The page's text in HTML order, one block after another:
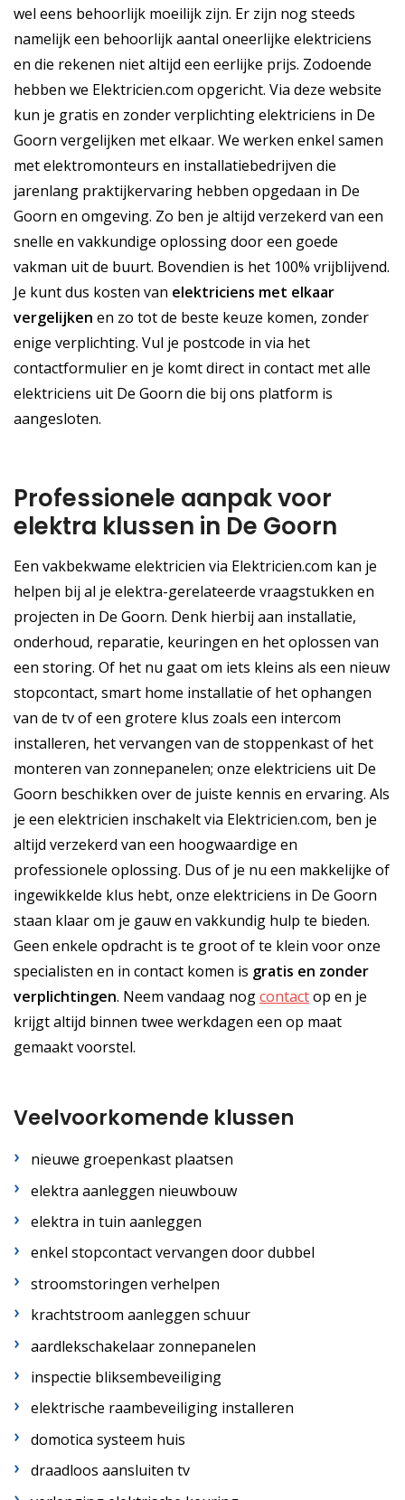
wel eens behoorlijk moeilijk zijn. Er zijn nog steeds
namelijk een behoorlijk aantal oneerlijke elektriciens
en die rekenen niet altijd een eerlijke prijs. Zodoende
hebben we Elektricien.com opgericht. Via deze website
kun je gratis en zonder verplichting elektriciens in De
Goorn vergelijken met elkaar. We werken enkel samen
met elektromonteurs en installatiebedrijven die
jarenlang praktijkervaring hebben opgedaan in De
Goorn en omgeving. Zo ben je altijd verzekerd van een
snelle en vakkundige oplossing door een goede
vakman uit de buurt. Bovendien is het 100% vrijblijvend.
Je kunt dus kosten van elektriciens met elkaar
vergelijken en zo tot de beste keuze komen, zonder
enige verplichting. Vul je postcode in via het
contactformulier en je komt direct in contact met alle
elektriciens uit De Goorn die bij ons platform is
aangesloten.
Professionele aanpak voor
elektra klussen in De Goorn
Een vakbekwame elektricien via Elektricien.com kan je
helpen bij al je elektra-gerelateerde vraagstukken en
projecten in De Goorn. Denk hierbij aan installatie,
onderhoud, reparatie, keuringen en het oplossen van
een storing. Of het nu gaat om iets kleins als een nieuw
stopcontact, smart home installatie of het ophangen
van de tv of een grotere klus zoals een intercom
installeren, het vervangen van de stoppenkast of het
monteren van zonnepanelen; onze elektriciens uit De
Goorn beschikken over de juiste kennis en ervaring. Als
je een elektricien inschakelt via Elektricien.com, ben je
altijd verzekerd van een hoogwaardige en
professionele oplossing. Dus of je nu een makkelijke of
ingewikkelde klus hebt, onze elektriciens in De Goorn
staan klaar om je gauw en vakkundig hulp te bieden.
Geen enkele opdracht is te groot of te klein voor onze
specialisten en in contact komen is gratis en zonder
verplichtingen. Neem vandaag nogcontactop en je
krijgt altijd binnen twee werkdagen een op maat
gemaakt voorstel.
Veelvoorkomende klussen
nieuwe groepenkast plaatsen
elektra aanleggen nieuwbouw
elektra in tuin aanleggen
enkel stopcontact vervangen door dubbel
stroomstoringen verhelpen
krachtstroom aanleggen schuur
aardlekschakelaar zonnepanelen
inspectie bliksembeveiliging
elektrische raambeveiliging installeren
domotica systeem huis
draadloos aansluiten tv